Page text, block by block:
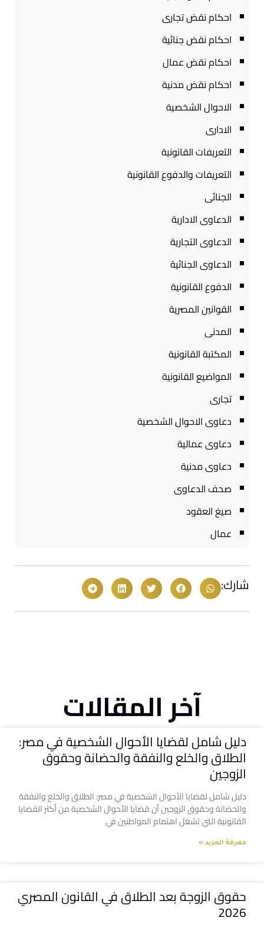
احكام نقض تجارى
احكام نقض جنائية
احكام نقض عمال
احكام نقض مدنية
الاحوال الشخصية
الادارى
التعريفات القانونية
التعريفات والدفوع القانونية
الجنائى
الدعاوى الادارية
الدعاوى التجارية
الدعاوى الجنائية
الدفوع القانونية
القوانين المصرية
المدنى
المكتبة القانونية
المواضيع القانونية
تجارى
دعاوى الاحوال الشخصية
دعاوى عمالية
دعاوى مدنية
صحف الدعاوى
صيغ العقود
عمال
شارك:
آخر المقالات
دليل شامل لقضايا الأحوال الشخصية في مصر:
الطلاق والخلع والنفقة والحضانة وحقوق
الزوجين
دليل شامل لقضايا الأحوال الشخصية في مصر: الطلاق والخلع والنفقة
والحضانة وحقوق الزوجين أن قضايا الأحوال الشخصية من أكثر القضايا
القانونية التي تشغل اهتمام المواطنين في
معرفة المزيد »
حقوق الزوجة بعد الطلاق في القانون المصري
2026